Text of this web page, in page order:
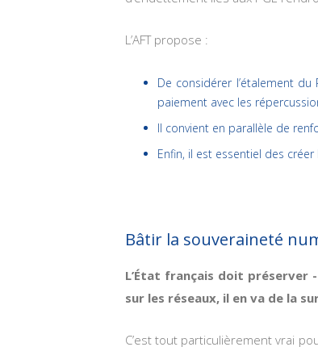
L’AFT propose :
De considérer l’étalement
paiement avec les
Il convient en parallèle de
Enfin, il est essentiel des
Bâtir la souveraineté
L’État français doit préserver
sur les réseaux, il en va de la
C’est tout particulièrement vrai